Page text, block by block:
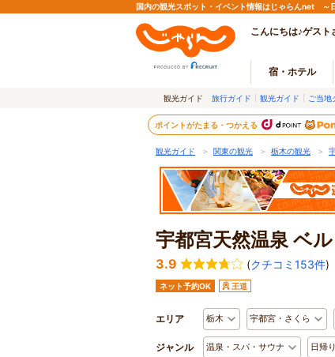
国内の観光スポット・イベント情報はじゃらんnet ～
こんにちは♪ゲスト
宿・ホテル
観光ガイド 旅行ガイド 観光ガイド ご当地
ポイントがたまる・つかえる
観光ガイド ＞ 関東の観光 ＞ 栃木の観光 ＞
宇都宮天然温泉 ベ
3.9 (クチコミ153件)
ネット予約OK 王道
エリア 栃木 宇都宮・さくら
ジャンル 温泉・スパ・サウナ 日帰